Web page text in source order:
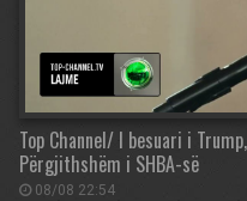
Top Channel/ I besuari i
Përgjithshëm i SHBA-së
08/08 22:54